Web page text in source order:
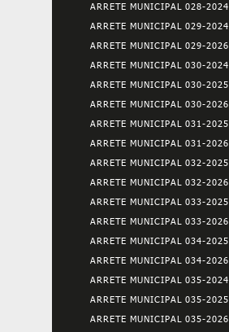
ARRETE MUNICIPAL 028-2024
ARRETE MUNICIPAL 029-2024
ARRETE MUNICIPAL 029-2026
ARRETE MUNICIPAL 030-2024
ARRETE MUNICIPAL 030-2025
ARRETE MUNICIPAL 030-2026
ARRETE MUNICIPAL 031-2025
ARRETE MUNICIPAL 031-2026
ARRETE MUNICIPAL 032-2025
ARRETE MUNICIPAL 032-2026
ARRETE MUNICIPAL 033-2025
ARRETE MUNICIPAL 033-2026
ARRETE MUNICIPAL 034-2025
ARRETE MUNICIPAL 034-2026
ARRETE MUNICIPAL 035-2024
ARRETE MUNICIPAL 035-2025
ARRETE MUNICIPAL 035-2026